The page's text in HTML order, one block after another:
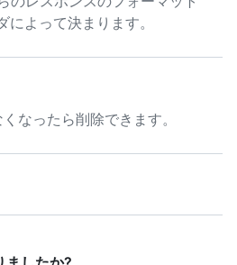
よって決まります。
なったら削除できます。